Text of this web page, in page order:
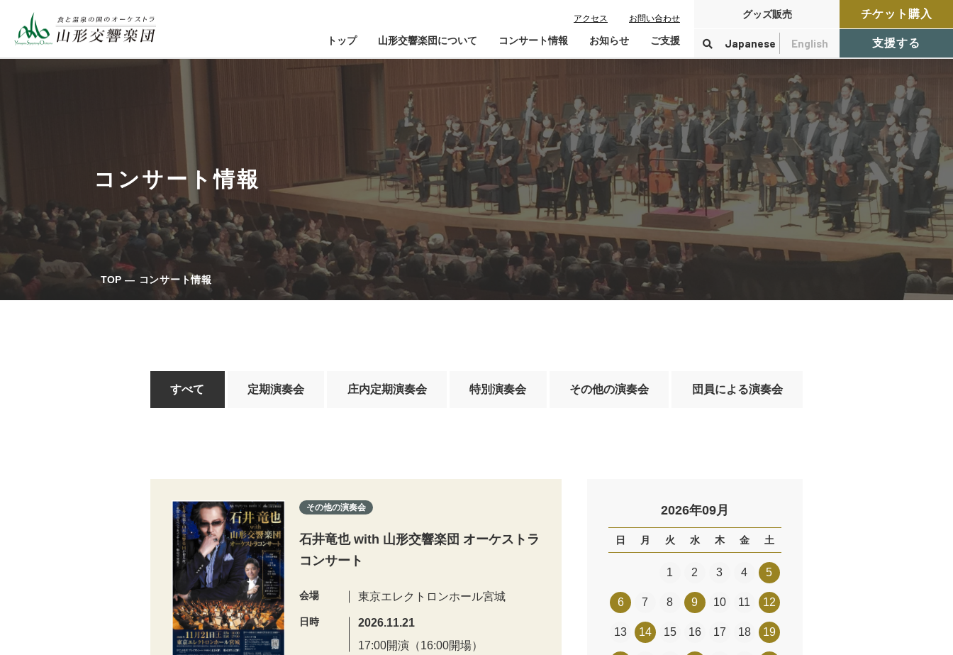
アクセス お問い合わせ
トップ 山形交響楽団について
山響が目指すもの
指揮者・楽団員紹介
山響アマデウスコア
山響の教育・地域交流
動画で見る山響
団体情報
コンサート情報
チケット購入ガイド
鑑賞会員入会
定期演奏会アーカイブ
お知らせ ご支援
寄付控除について
グッズ販売
Japanese English
チケット購入
支援する
コンサート情報
TOP コンサート情報
すべて 定期演奏会 庄内定期演奏会 特別演奏会 その他の演奏会 団員による演奏会
その他の演奏会
石井竜也 with 山形交響楽団 オーケストラ
コンサート
会場 東京エレクトロンホール宮城
日時
2026.11.21
17:00開演（16:00開場）
2026年09月
日 月 火 水 木 金 土
1 2 3 4 5
6 7 8 9 10 11 12
13 14 15 16 17 18 19